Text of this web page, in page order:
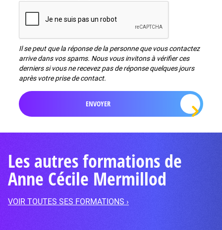
Il se peut que la réponse de la personne que vous contactez
arrive dans vos spams. Nous vous invitons à vérifier ces
derniers si vous ne recevez pas de réponse quelques jours
après votre prise de contact.
Les autres formations de
Anne Cécile Mermillod
VOIR TOUTES SES FORMATIONS ›